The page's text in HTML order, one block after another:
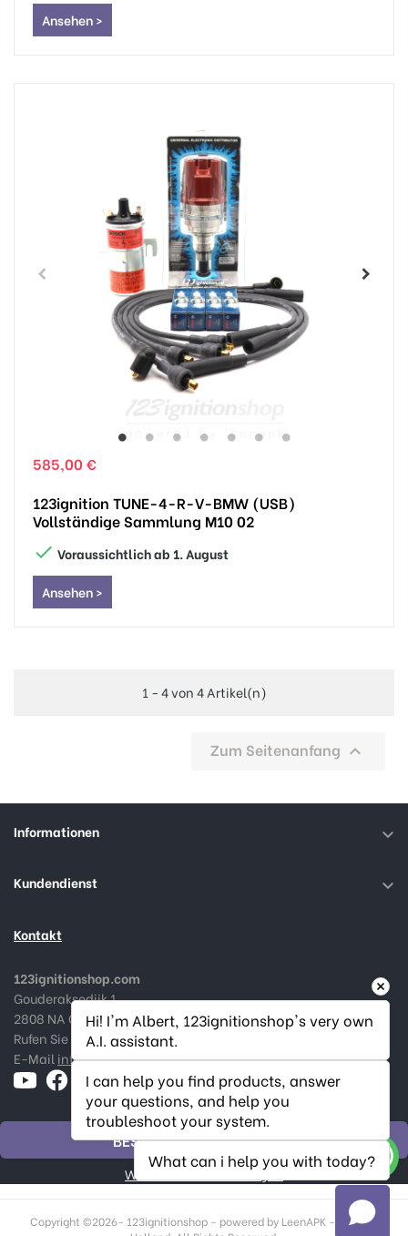
Ansehen >
585,00 €
123ignition TUNE-4-R-V-BMW (USB)
Vollständige Sammlung M10 02
 Voraussichtlich ab 1. August
Ansehen >
1 - 4 von 4 Artikel(n)
Zum Seitenanfang 
Informationen 
Kundendienst 
Kontakt
123ignitionshop.com
Gouderaksedijk 1
2808 NA Gouda, Niederlande
Rufen Sie uns an:+31182 787974
E-Mailinfo@123ignitionshop.com
BESTELLUNG WIDERRUFEN
Widerrufsstatus verfolgen
Copyright ©2026- 123ignitionshop - powered by LeenAPK - Made in
Hi! I'm Albert, 123ignitionshop's very own
A.I. assistant.
I can help you find products, answer
your questions, and help you
troubleshoot your system.
What can i help you with today?